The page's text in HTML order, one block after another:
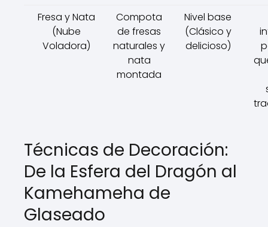
Fresa y Nata
(Nube
Voladora)
Compota
de fresas
naturales y
nata
montada
Nivel base
(Clásico y
delicioso)
Técnicas de Decoración:
De la Esfera del Dragón al
Kamehameha de
Glaseado